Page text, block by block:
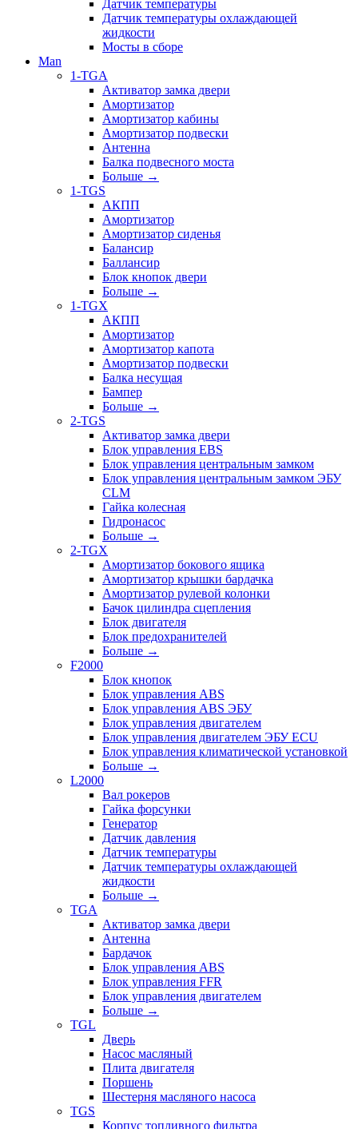
Датчик температуры
Датчик температуры охлаждающей
жидкости
Мосты в сборе
Man
1-TGA
Активатор замка двери
Амортизатор
Амортизатор кабины
Амортизатор подвески
Антенна
Балка подвесного моста
Больше →
1-TGS
АКПП
Амортизатор
Амортизатор сиденья
Балансир
Баллансир
Блок кнопок двери
Больше →
1-TGX
АКПП
Амортизатор
Амортизатор капота
Амортизатор подвески
Балка несущая
Бампер
Больше →
2-TGS
Активатор замка двери
Блок управления EBS
Блок управления центральным замком
Блок управления центральным замком ЭБУ
CLM
Гайка колесная
Гидронасос
Больше →
2-TGX
Амортизатор бокового ящика
Амортизатор крышки бардачка
Амортизатор рулевой колонки
Бачок цилиндра сцепления
Блок двигателя
Блок предохранителей
Больше →
F2000
Блок кнопок
Блок управления ABS
Блок управления ABS ЭБУ
Блок управления двигателем
Блок управления двигателем ЭБУ ECU
Блок управления климатической установкой
Больше →
L2000
Вал рокеров
Гайка форсунки
Генератор
Датчик давления
Датчик температуры
Датчик температуры охлаждающей
жидкости
Больше →
TGA
Активатор замка двери
Антенна
Бардачок
Блок управления ABS
Блок управления FFR
Блок управления двигателем
Больше →
TGL
Дверь
Насос масляный
Плита двигателя
Поршень
Шестерня масляного насоса
TGS
Корпус топливного фильтра